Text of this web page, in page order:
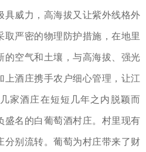
具威力，高海拔又让紫外线格外
取严密的物理防护措施，在地里
的空气和土壤，与高海拔、强光
上酒庄携手农户细心管理，让江
家酒庄在短短几年之内脱颖而
盛名的白葡萄酒村庄。村里现有
分别流转。葡萄为村庄带来了财